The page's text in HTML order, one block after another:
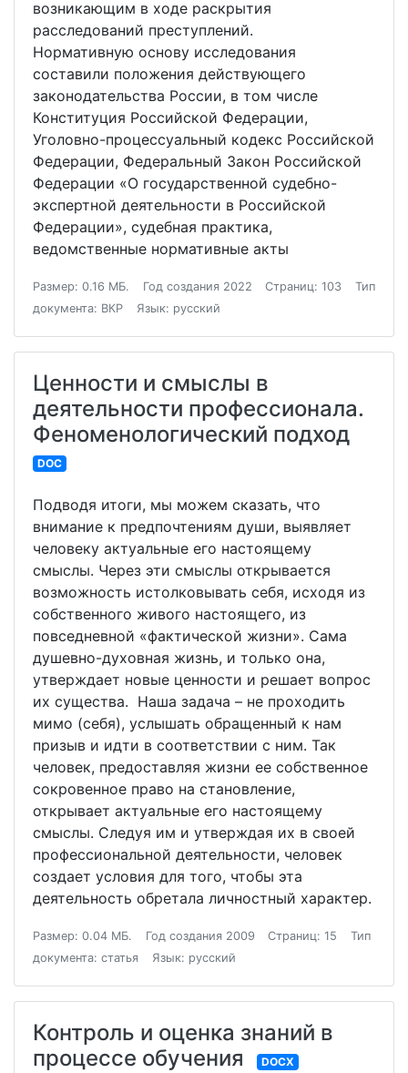
возникающим в ходе раскрытия
расследований преступлений.
Нормативную основу исследования
составили положения действующего
законодательства России, в том числе
Конституция Российской Федерации,
Уголовно-процессуальный кодекс Российской
Федерации, Федеральный Закон Российской
Федерации «О государственной судебно-
экспертной деятельности в Российской
Федерации», судебная практика,
ведомственные нормативные акты
Размер: 0.16 МБ. Год создания 2022 Страниц: 103
Тип
документа: ВКР
Язык: русский
Ценности и смыслы в
деятельности профессионала.
Феноменологический подход
DOC
Подводя итоги, мы можем сказать, что
внимание к предпочтениям души, выявляет
человеку актуальные его настоящему
смыслы. Через эти смыслы открывается
возможность истолковывать себя, исходя из
собственного живого настоящего, из
повседневной «фактической жизни». Сама
душевно-духовная жизнь, и только она,
утверждает новые ценности и решает вопрос
их существа. Наша задача – не проходить
мимо (себя), услышать обращенный к нам
призыв и идти в соответствии с ним. Так
человек, предоставляя жизни ее собственное
сокровенное право на становление,
открывает актуальные его настоящему
смыслы. Следуя им и утверждая их в своей
профессиональной деятельности, человек
создает условия для того, чтобы эта
деятельность обретала личностный характер.
Размер: 0.04 МБ. Год создания 2009 Страниц: 15
Тип
документа: статья
Язык: русский
Контроль и оценка знаний в
процессе обучения
DOCX